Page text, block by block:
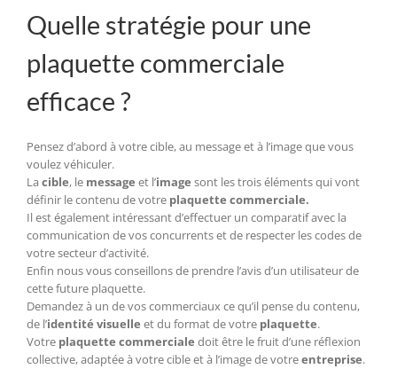
Quelle stratégie pour une
plaquette commerciale
efficace ?
Pensez d’abord à votre cible, au message et à l’image que vous
voulez véhiculer.
La cible, le message et l’image sont les trois éléments qui vont
définir le contenu de votre plaquette commerciale.
Il est également intéressant d’effectuer un comparatif avec la
communication de vos concurrents et de respecter les codes de
votre secteur d’activité.
Enfin nous vous conseillons de prendre l’avis d’un utilisateur de
cette future plaquette.
Demandez à un de vos commerciaux ce qu’il pense du contenu,
de l’identité visuelle et du format de votre plaquette.
Votre plaquette commerciale doit être le fruit d’une réflexion
collective, adaptée à votre cible et à l’image de votreentreprise.